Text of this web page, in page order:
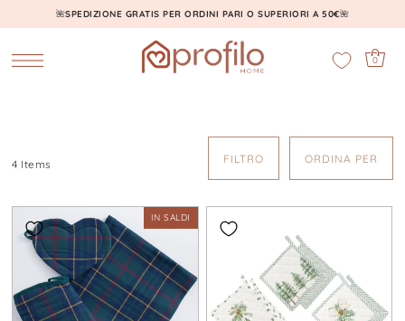
🌺SPEDIZIONE GRATIS PER ORDINI PARI O SUPERIORI A 50€🌺
0
4 Items FILTRO ORDINA PER
IN SALDI